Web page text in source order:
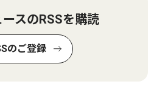
スのRSSを購読
のご登録